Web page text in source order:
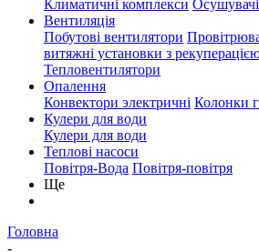
Климатичні комплекси
Вентиляція
Побутові вентилятори
витяжні установки з
Тепловентилятори
Опалення
Конвектори электричні Колонки
Кулери для води
Кулери для води
Теплові насоси
Повітря-Вода Повітря-повітря
Ще
Головна
-